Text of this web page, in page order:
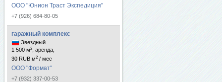
ООО "Юнион Траст Экспедиция"
+7 (926) 684-80-05
гаражный комплекс
Звездный
1 500 м2
, аренда,
30 RUB м2 / мес
ООО "Формат"
+7 (932) 337-00-53